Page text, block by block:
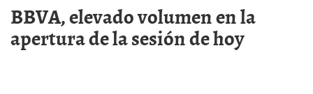
BBVA, elevado volumen en la
apertura de la sesión de hoy